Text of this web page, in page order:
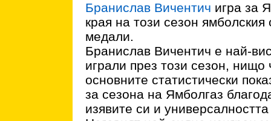
Бранислав Вичентич игра за
края на този сезон
медали.
Бранислав Вичентич е най-
играли през този сезон,
основните статистически
за сезона на Ямболгаз
изявите си и